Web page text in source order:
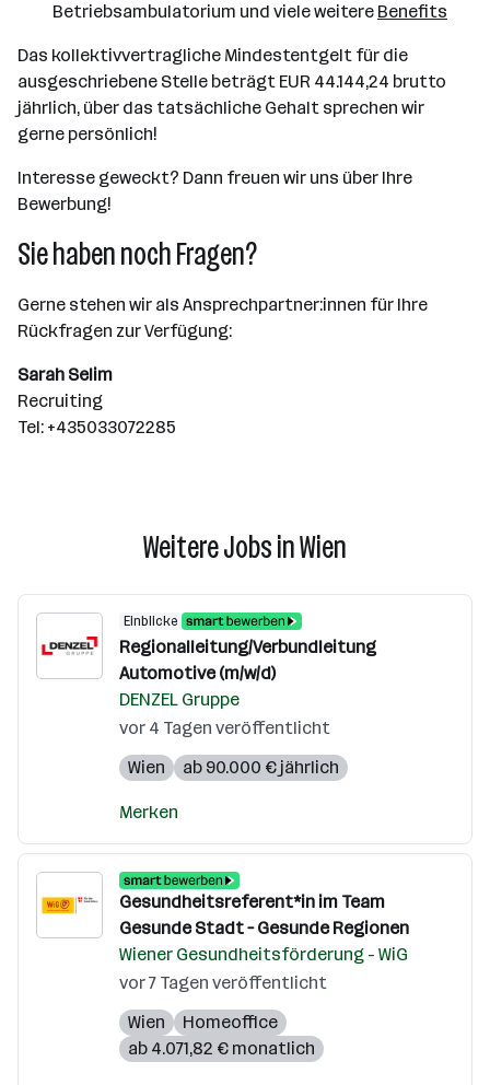
Betriebsambulatorium und viele weitere Benefits
Das kollektivvertragliche Mindestentgelt für die
ausgeschriebene Stelle beträgt EUR 44.144,24 brutto
jährlich, über das tatsächliche Gehalt sprechen wir
gerne persönlich!
Interesse geweckt? Dann freuen wir uns über Ihre
Bewerbung!
Sie haben noch Fragen?
Gerne stehen wir als Ansprechpartner:innen für Ihre
Rückfragen zur Verfügung:
Sarah Selim
Recruiting
Tel: +435033072285
Weitere Jobs in Wien
Einblicke
Regionalleitung/Verbundleitung
Automotive (m/w/d)
DENZEL Gruppe
vor 4 Tagen veröffentlicht
Wien
ab 90.000 € jährlich
Merken
Gesundheitsreferent*in im Team
Gesunde Stadt – Gesunde Regionen
Wiener Gesundheitsförderung - WiG
vor 7 Tagen veröffentlicht
Wien
Homeoffice
ab 4.071,82 € monatlich